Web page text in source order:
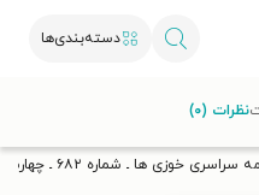
دسته‌بندی‌ها
دریافت کن.
خوزی ها ـ شماره ۶۸۲ ـ چهارشنبه ۱۵ آذرماه ۱۴۰۲
نظرات (۰)